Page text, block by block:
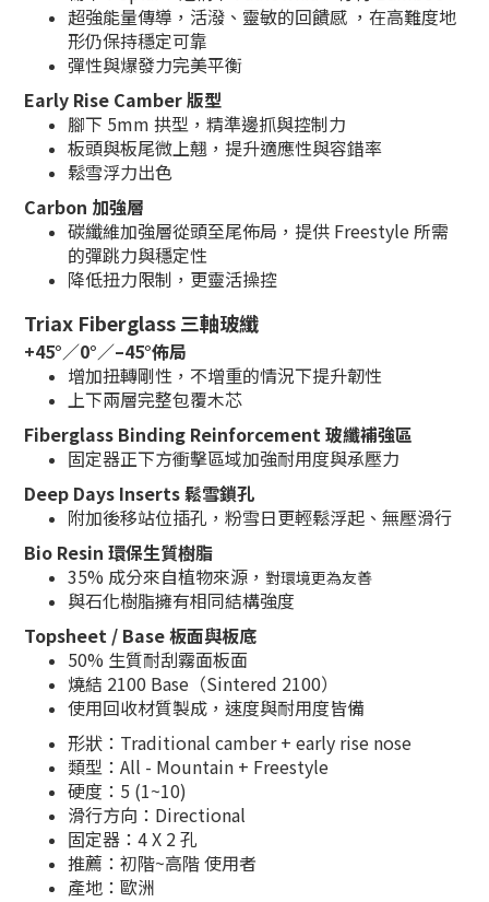
超強能量傳導，活潑、靈敏的回饋感 ，在高難度地
形仍保持穩定可靠
彈性與爆發力完美平衡
Early Rise Camber 版型
腳下 5mm 拱型，精準邊抓與控制力
板頭與板尾微上翹，提升適應性與容錯率
鬆雪浮力出色
Carbon 加強層
碳纖維加強層從頭至尾佈局，提供 Freestyle 所需
的彈跳力與穩定性
降低扭力限制，更靈活操控
Triax Fiberglass 三軸玻纖
+45°／0°／–45°佈局
增加扭轉剛性，不增重的情況下提升韌性
上下兩層完整包覆木芯
Fiberglass Binding Reinforcement 玻纖補強區
固定器正下方衝擊區域加強耐用度與承壓力
Deep Days Inserts 鬆雪鎖孔
附加後移站位插孔，粉雪日更輕鬆浮起、無壓滑行
Bio Resin 環保生質樹脂
35% 成分來自植物來源， 對環境更為友善
與石化樹脂擁有相同結構強度
Topsheet / Base 板面與板底
50% 生質耐刮霧面板面
燒結 2100 Base（Sintered 2100）
使用回收材質製成，速度與耐用度皆備
形狀： Traditional camber + early rise nose
類型：All - Mountain + Freestyle
硬度：5 (1~10)
滑行方向：Directional
固定器：4 X 2 孔
推薦：初階~高階 使用者
產地：歐洲